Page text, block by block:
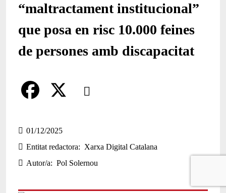
“maltractament institucional”
que posa en risc 10.000 feines
de persones amb discapacitat
Comparteix
a
c
e
01/12/2025
Entitat redactora
Xarxa Digital Catalana
Autor/a
Pol Solernou